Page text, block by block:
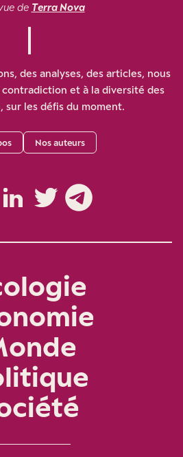
de Terra Nova
des analyses, des articles, nous
contradiction et à la diversité des
sur les défis du moment.
Nos auteurs